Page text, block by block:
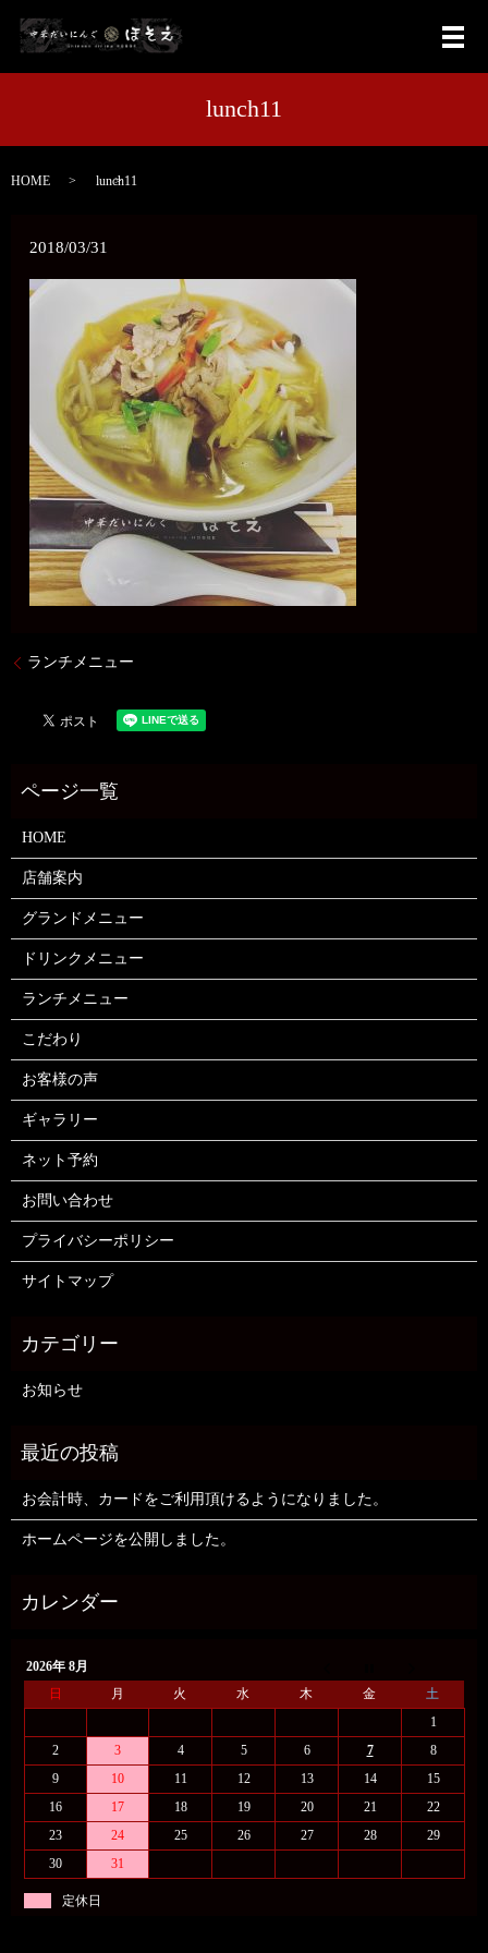
メ
lunch11
HOME lunch11
2018/03/31
ランチメニュー
HOME
店舗案内
グランドメニュー
ドリンクメニュー
ランチメニュー
こだわり
お客様の声
ギャラリー
ネット予約
お問い合わせ
プライバシーポリシー
サイトマップ
お知らせ
お会計時、カードをご利用頂けるようになりました。
ホームページを公開しました。
2026年 8月
日
月 火 水 木 金
土
1
2
3 4 5 6 7
8
9
10 11 12 13 14
15
16
17 18 19 20 21
22
23
24 25 26 27 28
29
30
31
定休日